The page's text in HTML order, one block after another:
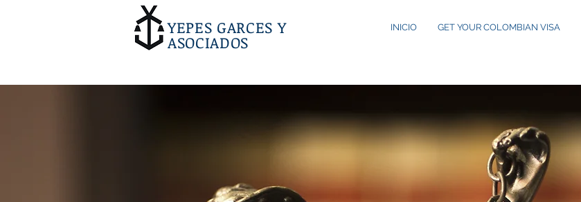
YEPES GARCES Y
ASOCIADOS
INICIO GET YOUR COLOMBIAN VISA
FIRMADE
ABOGADOS